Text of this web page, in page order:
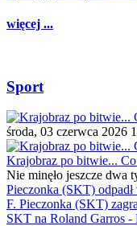
więcej ...
Sport
środa, 03 czerwca 2026
Krajobraz po bitwie...
Nie minęło jeszcze dwa
Pieczonka (SKT)
F. Pieczonka (SKT)
SKT na Roland Garros -